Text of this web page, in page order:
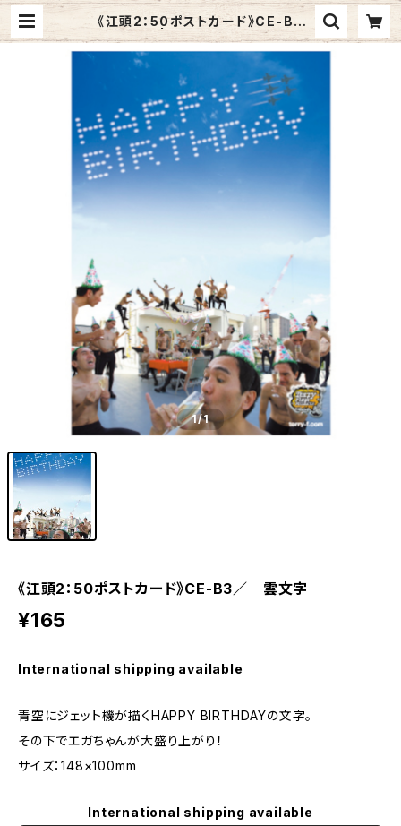
《江頭2：50ポストカード》CE-B3
／ 雲文字 | Graphic Arts Store
1/1
《江頭2：50ポストカード》CE-B3／ 雲文字
¥165
International shipping available
青空にジェット機が描くHAPPY BIRTHDAYの文字。
その下でエガちゃんが大盛り上がり！
サイズ：148×100mm
International shipping available